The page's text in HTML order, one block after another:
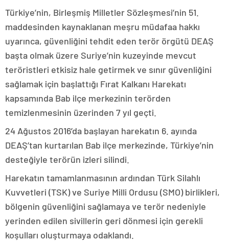
Türkiye’nin, Birleşmiş Milletler Sözleşmesi’nin 51.
maddesinden kaynaklanan meşru müdafaa hakkı
uyarınca, güvenliğini tehdit eden terör örgütü DEAŞ
başta olmak üzere Suriye’nin kuzeyinde mevcut
teröristleri etkisiz hale getirmek ve sınır güvenliğini
sağlamak için başlattığı Fırat Kalkanı Harekatı
kapsamında Bab ilçe merkezinin terörden
temizlenmesinin üzerinden 7 yıl geçti.
24 Ağustos 2016’da başlayan harekatın 6. ayında
DEAŞ’tan kurtarılan Bab ilçe merkezinde, Türkiye’nin
desteğiyle terörün izleri silindi.
Harekatın tamamlanmasının ardından Türk Silahlı
Kuvvetleri (TSK) ve Suriye Milli Ordusu (SMO) birlikleri,
bölgenin güvenliğini sağlamaya ve terör nedeniyle
yerinden edilen sivillerin geri dönmesi için gerekli
koşulları oluşturmaya odaklandı.